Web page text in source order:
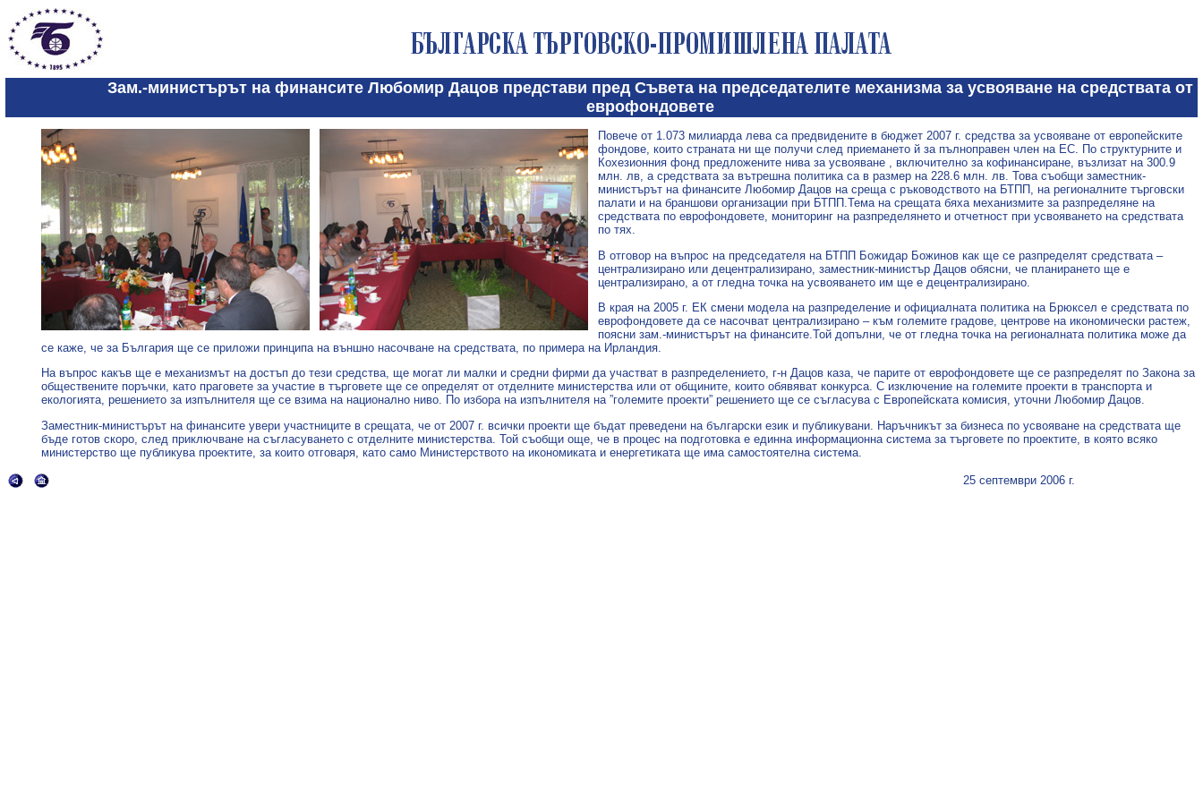
Зам.-министърът на финансите Любомир Дацов представи пред Съвета на председателите механизма за усвояване на средствата от
еврофондовете
Повече от 1.073 милиарда лева са предвидените в бюджет 2007 г. средства за усвояване от европейските
фондове, които страната ни ще получи след приемането й за пълноправен член на ЕС. По структурните и
Кохезионния фонд предложените нива за усвояване , включително за кофинансиране, възлизат на 300.9
млн. лв, а средствата за вътрешна политика са в размер на 228.6 млн. лв. Това съобщи заместник-
министърът на финансите Любомир Дацов на среща с ръководството на БТПП, на регионалните търговски
палати и на браншови организации при БТПП.Тема на срещата бяха механизмите за разпределяне на
средствата по еврофондовете, мониторинг на разпределянето и отчетност при усвояването на средствата
по тях.
В отговор на въпрос на председателя на БТПП Божидар Божинов как ще се разпределят средствата –
централизирано или децентрализирано, заместник-министър Дацов обясни, че планирането ще е
централизирано, а от гледна точка на усвояването им ще е децентрализирано.
В края на 2005 г. ЕК смени модела на разпределение и официалната политика на Брюксел е средствата по
еврофондовете да се насочват централизирано – към големите градове, центрове на икономически растеж,
поясни зам.-министърът на финансите.Той допълни, че от гледна точка на регионалната политика може да
се каже, че за България ще се приложи принципа на външно насочване на средствата, по примера на Ирландия.
На въпрос какъв ще е механизмът на достъп до тези средства, ще могат ли малки и средни фирми да участват в разпределението, г-н Дацов каза, че парите от еврофондовете ще се разпределят по Закона за
обществените поръчки, като праговете за участие в търговете ще се определят от отделните министерства или от общините, които обявяват конкурса. С изключение на големите проекти в транспорта и
екологията, решението за изпълнителя ще се взима на национално ниво. По избора на изпълнителя на ”големите проекти” решението ще се съгласува с Европейската комисия, уточни Любомир Дацов.
Заместник-министърът на финансите увери участниците в срещата, че от 2007 г. всички проекти ще бъдат преведени на български език и публикувани. Наръчникът за бизнеса по усвояване на средствата ще
бъде готов скоро, след приключване на съгласуването с отделните министерства. Той съобщи още, че в процес на подготовка е единна информационна система за търговете по проектите, в която всяко
министерство ще публикува проектите, за които отговаря, като само Министерството на икономиката и енергетиката ще има самостоятелна система.
25 септември 2006 г.